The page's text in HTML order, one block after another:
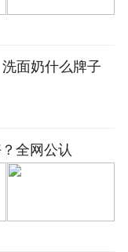
面奶什么牌子
全网公认